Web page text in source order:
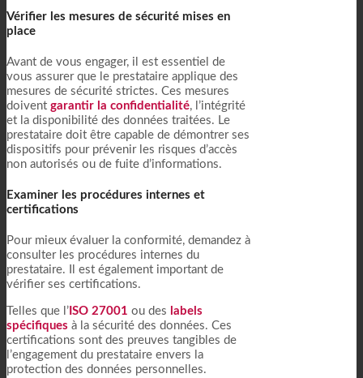
Vérifier les mesures de sécurité mises en
place
Avant de vous engager, il est essentiel de
vous assurer que le prestataire applique des
mesures de sécurité strictes. Ces mesures
doivent garantir la confidentialité, l’intégrité
et la disponibilité des données traitées. Le
prestataire doit être capable de démontrer ses
dispositifs pour prévenir les risques d’accès
non autorisés ou de fuite d’informations.
Examiner les procédures internes et
certifications
Pour mieux évaluer la conformité, demandez à
consulter les procédures internes du
prestataire. Il est également important de
vérifier ses certifications.
Telles que l’ ISO 27001 ou des labels
spécifiques à la sécurité des données. Ces
certifications sont des preuves tangibles de
l’engagement du prestataire envers la
protection des données personnelles.